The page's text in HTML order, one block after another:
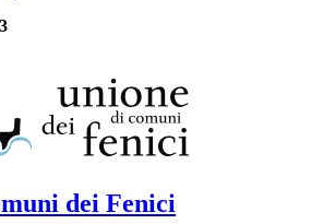
dei Fenici